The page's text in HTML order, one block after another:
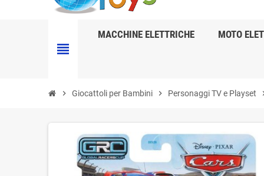
view_headline
MACCHINE ELETTRICHE MOTO
chevron_right Giocattoli per Bambini chevron_right Personaggi TV e Playset